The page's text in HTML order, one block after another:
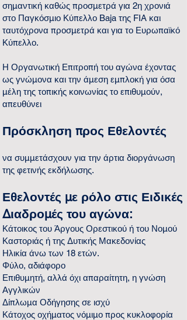
σημαντική καθώς προσμετρά για 2η χρονιά
στο Παγκόσμιο Κύπελλο Baja της FIA και
ταυτόχρονα προσμετρά και για το Ευρωπαϊκό
Κύπελλο.
Η Οργανωτική Επιτροπή του αγώνα έχοντας
ως γνώμονα και την άμεση εμπλοκή για όσα
μέλη της τοπικής κοινωνίας το επιθυμούν,
απευθύνει
Πρόσκληση προς Εθελοντές
να συμμετάσχουν για την άρτια διοργάνωση
της φετινής εκδήλωσης.
Εθελοντές με ρόλο στις Ειδικές
Διαδρομές του αγώνα:
Κάτοικος του Άργους Ορεστικού ή του Νομού
Καστοριάς ή της Δυτικής Μακεδονίας
Ηλικία άνω των 18 ετών.
Φύλο, αδιάφορο
Επιθυμητή, αλλά όχι απαραίτητη, η γνώση
Αγγλικών
Δίπλωμα Οδήγησης σε ισχύ
Κάτοχος οχήματος νόμιμο προς κυκλοφορία